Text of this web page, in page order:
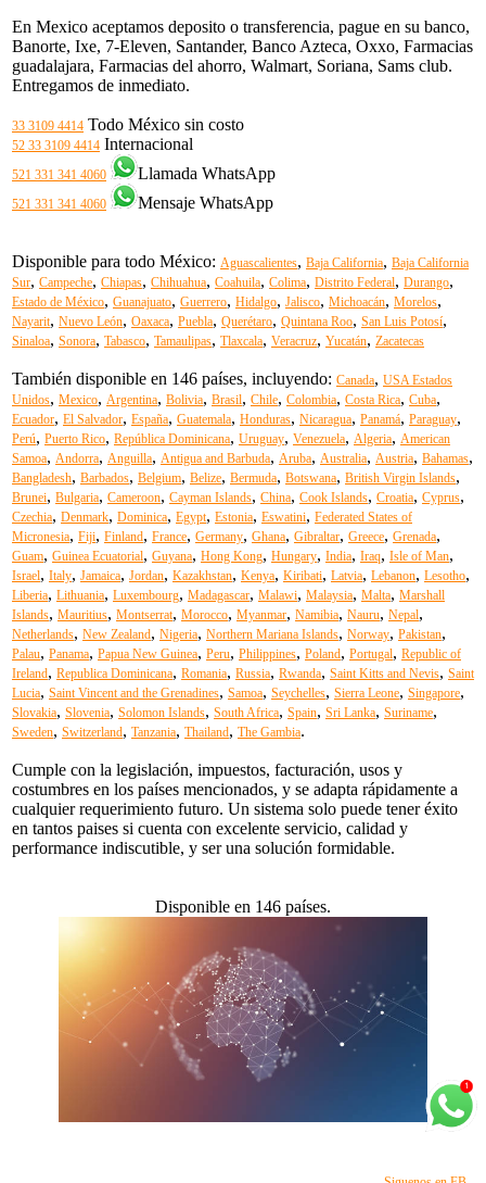
En Mexico aceptamos deposito o transferencia, pague en su banco,
Banorte, Ixe, 7-Eleven, Santander, Banco Azteca, Oxxo, Farmacias
guadalajara, Farmacias del ahorro, Walmart, Soriana, Sams club.
Entregamos de inmediato.
33 3109 4414 Todo México sin costo
52 33 3109 4414 Internacional
521 331 341 4060 Llamada WhatsApp
521 331 341 4060 Mensaje WhatsApp
Disponible para todo México: Aguascalientes, Baja California, Baja California
Sur, Campeche, Chiapas, Chihuahua, Coahuila, Colima, Distrito Federal, Durango,
Estado de México, Guanajuato, Guerrero, Hidalgo, Jalisco, Michoacán, Morelos,
Nayarit, Nuevo León, Oaxaca, Puebla, Querétaro, Quintana Roo, San Luis Potosí,
Sinaloa, Sonora, Tabasco, Tamaulipas, Tlaxcala, Veracruz, Yucatán, Zacatecas
También disponible en 146 países, incluyendo: Canada, USA Estados
Unidos, Mexico, Argentina, Bolivia, Brasil, Chile, Colombia, Costa Rica, Cuba,
Ecuador, El Salvador, España, Guatemala, Honduras, Nicaragua, Panamá, Paraguay,
Perú, Puerto Rico, República Dominicana, Uruguay, Venezuela, Algeria, American
Samoa, Andorra, Anguilla, Antigua and Barbuda, Aruba, Australia, Austria, Bahamas,
Bangladesh, Barbados, Belgium, Belize, Bermuda, Botswana, British Virgin Islands,
Brunei, Bulgaria, Cameroon, Cayman Islands, China, Cook Islands, Croatia, Cyprus,
Czechia, Denmark, Dominica, Egypt, Estonia, Eswatini, Federated States of
Micronesia, Fiji, Finland, France, Germany, Ghana, Gibraltar, Greece, Grenada,
Guam, Guinea Ecuatorial, Guyana, Hong Kong, Hungary, India, Iraq, Isle of Man,
Israel, Italy, Jamaica, Jordan, Kazakhstan, Kenya, Kiribati, Latvia, Lebanon, Lesotho,
Liberia, Lithuania, Luxembourg, Madagascar, Malawi, Malaysia, Malta, Marshall
Islands, Mauritius, Montserrat, Morocco, Myanmar, Namibia, Nauru, Nepal,
Netherlands, New Zealand, Nigeria, Northern Mariana Islands, Norway, Pakistan,
Palau, Panama, Papua New Guinea, Peru, Philippines, Poland, Portugal, Republic of
Ireland, Republica Dominicana, Romania, Russia, Rwanda, Saint Kitts and Nevis, Saint
Lucia, Saint Vincent and the Grenadines, Samoa, Seychelles, Sierra Leone, Singapore,
Slovakia, Slovenia, Solomon Islands, South Africa, Spain, Sri Lanka, Suriname,
Sweden, Switzerland, Tanzania, Thailand, The Gambia.
Cumple con la legislación, impuestos, facturación, usos y
costumbres en los países mencionados, y se adapta rápidamente a
cualquier requerimiento futuro. Un sistema solo puede tener éxito
en tantos paises si cuenta con excelente servicio, calidad y
performance indiscutible, y ser una solución formidable.
Disponible en 146 países.